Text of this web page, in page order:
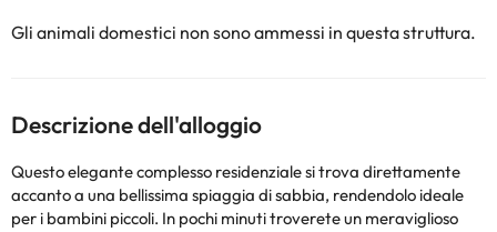
Gli animali domestici non sono ammessi in questa struttura.
Descrizione dell'alloggio
Questo elegante complesso residenziale si trova direttamente
accanto a una bellissima spiaggia di sabbia, rendendolo ideale
per i bambini piccoli. In pochi minuti troverete un meraviglioso